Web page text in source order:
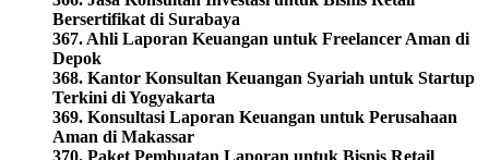
Bersertifikat di Surabaya
367. Ahli Laporan Keuangan untuk Freelancer Aman di
Depok
368. Kantor Konsultan Keuangan Syariah untuk Startup
Terkini di Yogyakarta
369. Konsultasi Laporan Keuangan untuk Perusahaan
Aman di Makassar
370. Paket Pembuatan Laporan untuk Bisnis Retail